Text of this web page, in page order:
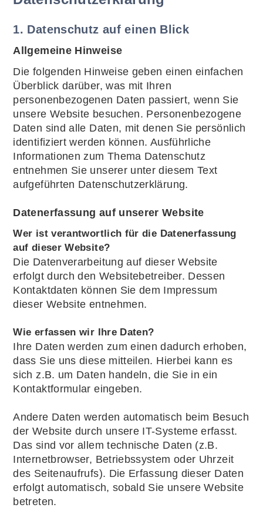
1. Datenschutz auf einen Blick
Allgemeine Hinweise
Die folgenden Hinweise geben einen einfachen
Überblick darüber, was mit Ihren
personenbezogenen Daten passiert, wenn Sie
unsere Website besuchen. Personenbezogene
Daten sind alle Daten, mit denen Sie persönlich
identifiziert werden können. Ausführliche
Informationen zum Thema Datenschutz
entnehmen Sie unserer unter diesem Text
aufgeführten Datenschutzerklärung.
Datenerfassung auf unserer Website
Wer ist verantwortlich für die Datenerfassung
auf dieser Website?
Die Datenverarbeitung auf dieser Website
erfolgt durch den Websitebetreiber. Dessen
Kontaktdaten können Sie dem Impressum
dieser Website entnehmen.
Wie erfassen wir Ihre Daten?
Ihre Daten werden zum einen dadurch erhoben,
dass Sie uns diese mitteilen. Hierbei kann es
sich z.B. um Daten handeln, die Sie in ein
Kontaktformular eingeben.
Andere Daten werden automatisch beim Besuch
der Website durch unsere IT-Systeme erfasst.
Das sind vor allem technische Daten (z.B.
Internetbrowser, Betriebssystem oder Uhrzeit
des Seitenaufrufs). Die Erfassung dieser Daten
erfolgt automatisch, sobald Sie unsere Website
betreten.